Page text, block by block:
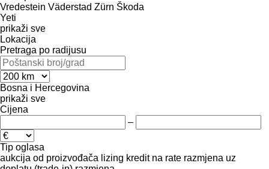
Vredestein Väderstad Zürn Škoda
Yeti
prikaži sve
Lokacija
Pretraga po radijusu
Bosna i Hercegovina
prikaži sve
Cijena
–
Tip oglasa
aukcija od proizvođača lizing kredit na rate razmjena uz